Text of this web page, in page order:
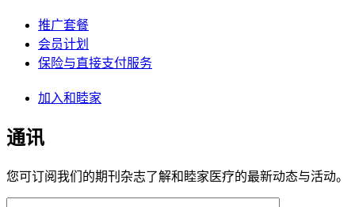
推广套餐
会员计划
保险与直接支付服务
加入和睦家
通讯
您可订阅我们的期刊杂志了解和睦家医疗的最新动态与活动。